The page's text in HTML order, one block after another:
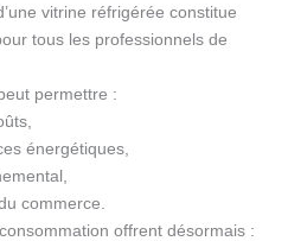
vitrine réfrigérée constitue
tous les professionnels de
permettre :
énergétiques,
commerce.
offrent désormais :